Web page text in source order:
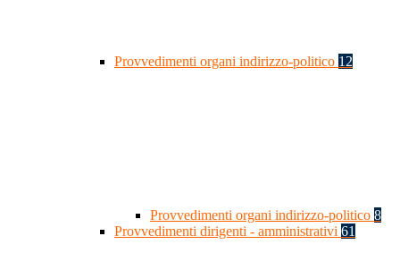
Provvedimenti organi indirizzo-politico 12
Provvedimenti organi indirizzo-politico 8
Provvedimenti dirigenti - amministrativi 61